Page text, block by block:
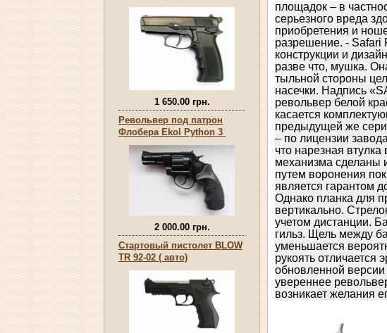
1 650.00 грн.
Револьвер под патрон
Флобера Ekol Python 3
2 000.00 грн.
Стартовый пистолет BLOW
TR 92-02 ( авто)
площадок – в
серьезного вреда
приобретения и
разрешение. - Safari
конструкции и
разве что, мушка.
тыльной стороны
насечки. Надпись
револьвер белой
касается
предыдущей же
– по лицензии
что нарезная
механизма сделаны
путем воронения
является гарантом
Однако планка для
вертикально.
учетом дистанции.
гильз. Щель между
уменьшается
рукоять
обновленной
увереннее
возникает желания